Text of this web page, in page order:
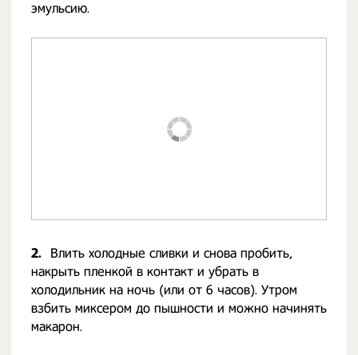
эмульсию.
2.
Влить холодные сливки и снова пробить,
накрыть пленкой в контакт и убрать в
холодильник на ночь (или от 6 часов). Утром
взбить миксером до пышности и можно начинять
макарон.